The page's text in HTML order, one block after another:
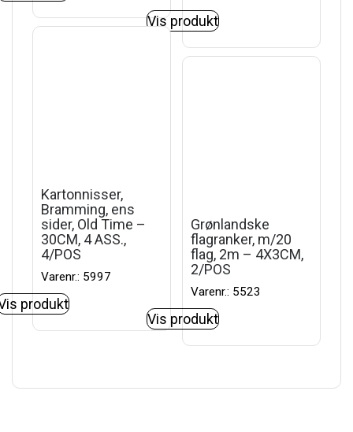
Vis produkt
Kartonnisser,
Bramming, ens
sider, Old Time –
30CM, 4 ASS.,
4/POS
Varenr.: 5997
produkt
Grønlandske
flagranker, m/20
flag, 2m – 4X3CM,
2/POS
Varenr.: 5523
Vis produkt